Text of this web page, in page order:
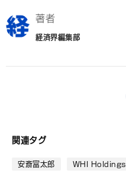
著者
経済界編集部
関連タグ
安斎富太郎 WHI Holdings